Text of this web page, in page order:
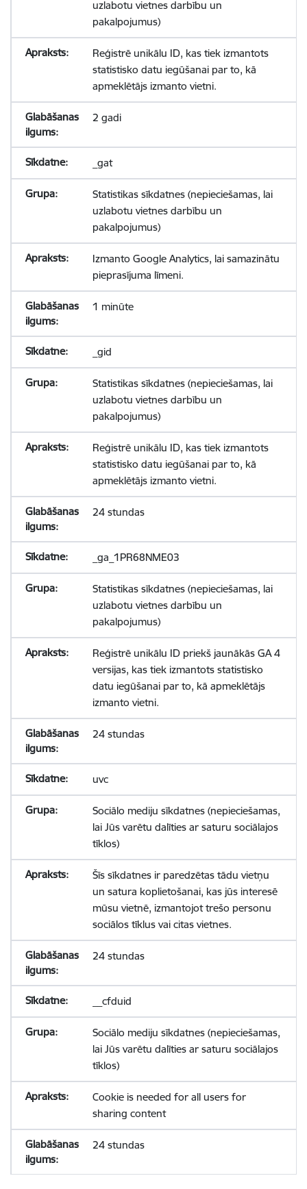
uzlabotu vietnes darbību un
pakalpojumus)
Reģistrē unikālu ID, kas tiek izmantots
statistisko datu iegūšanai par to, kā
apmeklētājs izmanto vietni.
2 gadi
_gat
Statistikas sīkdatnes (nepieciešamas, lai
uzlabotu vietnes darbību un
pakalpojumus)
Izmanto Google Analytics, lai samazinātu
pieprasījuma līmeni.
1 minūte
_gid
Statistikas sīkdatnes (nepieciešamas, lai
uzlabotu vietnes darbību un
pakalpojumus)
Reģistrē unikālu ID, kas tiek izmantots
statistisko datu iegūšanai par to, kā
apmeklētājs izmanto vietni.
24 stundas
_ga_1PR68NME03
Statistikas sīkdatnes (nepieciešamas, lai
uzlabotu vietnes darbību un
pakalpojumus)
Reģistrē unikālu ID priekš jaunākās GA 4
versijas, kas tiek izmantots statistisko
datu iegūšanai par to, kā apmeklētājs
izmanto vietni.
24 stundas
uvc
Sociālo mediju sīkdatnes (nepieciešamas,
lai Jūs varētu dalīties ar saturu sociālajos
tīklos)
Šīs sīkdatnes ir paredzētas tādu vietņu
un satura koplietošanai, kas jūs interesē
mūsu vietnē, izmantojot trešo personu
sociālos tīklus vai citas vietnes.
24 stundas
__cfduid
Sociālo mediju sīkdatnes (nepieciešamas,
lai Jūs varētu dalīties ar saturu sociālajos
tīklos)
Cookie is needed for all users for
sharing content
24 stundas